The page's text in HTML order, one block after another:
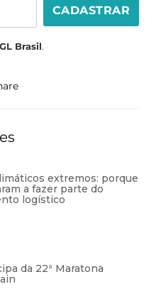
CADASTRAR
Brasil.
extremos: porque
a fazer parte do
logístico
da 22ª Maratona